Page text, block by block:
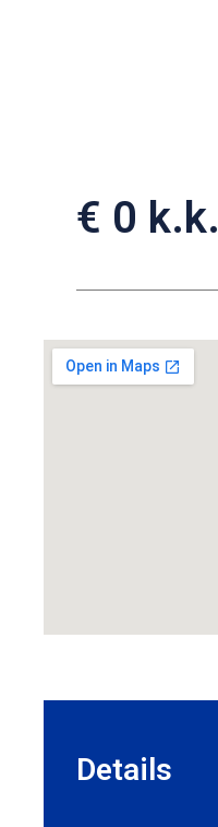
€ 0 k.k.
Details